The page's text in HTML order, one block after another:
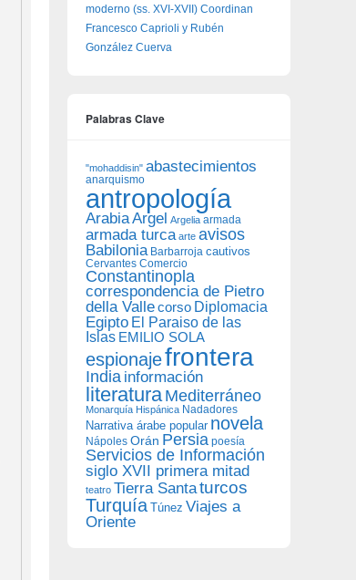
moderno (ss. XVI-XVII) Coordinan
Francesco Caprioli y Rubén
González Cuerva
Palabras Clave
"mohaddisin" abastecimientos
anarquismo
antropología
ArabiaArgel Argelia armada
armada turca arte avisos
Babilonia Barbarroja cautivos
Cervantes Comercio
Constantinopla
correspondencia de Pietro
della Vallecorso Diplomacia
Egipto El Paraiso de las
Islas EMILIO SOLA
espionajefrontera
India información
literatura Mediterráneo
Monarquía Hispánica Nadadores
Narrativa árabe popular novela
Nápoles Orán Persia poesía
Servicios de Información
siglo XVII primera mitad
teatro Tierra Santaturcos
Turquía Túnez Viajes a
Oriente